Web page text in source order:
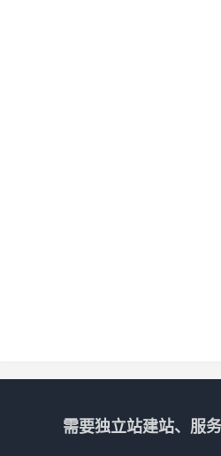
需要独立站建站、服